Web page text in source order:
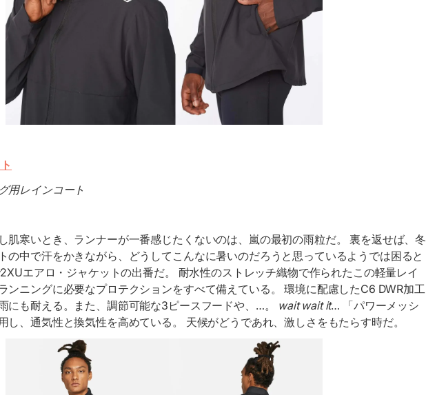
用レインコート
肌寒いとき、ランナーが一番感じたくないのは、嵐の最初の雨粒だ。 裏を返せば、冬
の中で汗をかきながら、どうしてこんなに暑いのだろうと思っているようでは困ると
エアロ・ジャケットの出番だ。 耐水性のストレッチ織物で作られたこの軽量レイ
ンニングに必要なプロテクションをすべて備えている。 環境に配慮したC6 DWR加工
にも耐える。また、調節可能な3ピースフードや、…。 wait wait it… 「パワーメッシ
し、通気性と換気性を高めている。 天候がどうであれ、激しさをもたらす時だ。